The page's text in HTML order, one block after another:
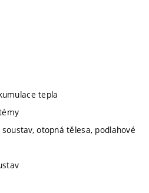
tepla
otopná tělesa, podlahové